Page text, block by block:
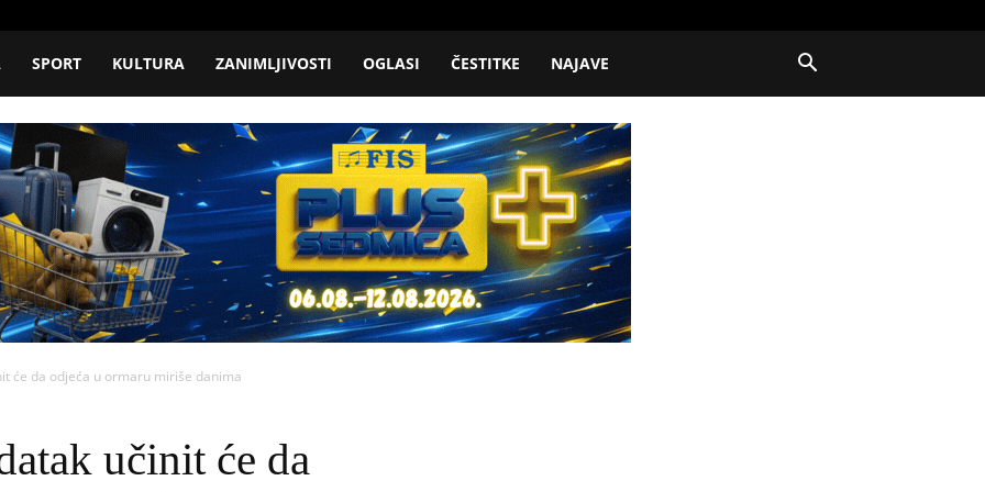
SPORT KULTURA ZANIMLJIVOSTI OGLASI ČESTITKE NAJAVE
će da odjeća u ormaru miriše danima
učinit će da